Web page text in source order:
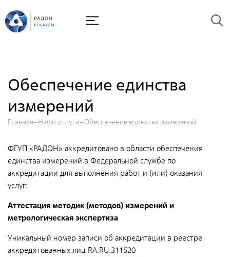
Обеспечение единства
измерений
Главная Наши услуги Обеспечение единства измерений
ФГУП «РАДОН» аккредитовано в области обеспечения
единства измерений в Федеральной службе по
аккредитации для выполнения работ и (или) оказания
услуг:
Аттестация методик (методов) измерений и
метрологическая экспертиза
Уникальный номер записи об аккредитации в реестре
аккредитованных лиц RA.RU.311520
Лицензии
Миссия и видение
Ценности Росатома
Производственная система "Росатома"
Научно-технический совет
Системы менеджмента
Документы
Противодействие коррупции